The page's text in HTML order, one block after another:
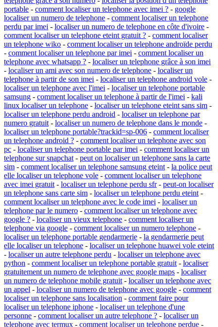
portable - comment localiser un telephone avec imei ? - google
localiser un numero de telephone - comment localiser un telephone
perdu par imei - localiser un numero de telephone en côte d'ivoire -
comment localiser un telephone eteint gratuit ? - comment localiser
un telephone wiko - comment localiser un telephone androïde perdu
- comment localiser un telephone par imei - comment localiser un
telephone avec whatsapp ? - localiser un telephone grâce à son imei
- localiser un ami avec son numero de telephone - localiser un
telephone à partir de son imei - localiser un telephone android vole -
localiser un telephone avec l'imei - localiser un telephone portable
samsung - comment localiser un telephone à partir de l'imei - kali
linux localiser un telephone - localiser un telephone eteint sans sim -
localiser un telephone perdu android - localiser un telephone par
numero gratuit - localiser un numero de telephone dans le monde -
localiser un telephone portable?trackid=sp-006 - comment localiser
un telephone android ? - comment localiser un telephone avec son
pc - localiser un telephone portable par imei - comment localiser un
telephone sur snapchat - peut on localiser un telephone sans la carte
sim - comment localiser un telephone samsung eteint - la police peut
elle localiser un telephone vole - comment localiser un telephone
avec imei gratuit - localiser un telephone perdu sfr- peut-on localiser
un telephone sans carte sim - localiser un telephone perdu eteint -
comment localiser un telephone avec le code imei - localiser un
telephone par le numero - comment localiser un telephone avec
google ? - localiser un vieux telephone - comment localiser un
telephone via google - comment localiser un numero telephone -
localiser un telephone portable gendarmerie - la gendarmerie peut
elle localiser un telephone - localiser un telephone huawei vole eteint
- localiser un autre telephone perdu - localiser un telephone avec
python - comment localiser un telephone portable gratuit - localiser
gratuitement un numero de telephone avec google maps - localiser
un numero de telephone mobile gratuit - localiser un telephone avec
un appel - localiser un numero de telephone avec google - comment
localiser un telephone sans localisation - comment faire pour
localiser un telephone iphone - localiser un telephone d'une
personne - comment localiser un autre telephone ? - localiser un
telephone avec termux - comment localiser un telephone perdue -